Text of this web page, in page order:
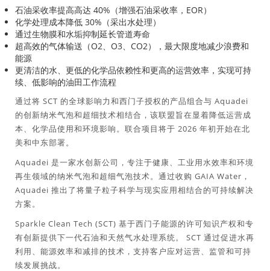
石油采收率提高高达 40%（增强石油采收率，EOR）
化学处理成本降低 30%（采出水处理）
通过生物膜和水垢抑制延长管道寿命
超高效的气体输送（O2、O3、CO2），最大限度地减少浪费和
能源
更清洁的水、更低的化学品依赖性和更高的运营效率，实现可持
续、低影响的油田工作流程
通过将 SCT 的全球影响力和西门子授权的产品组合与 Aquadei
的创新纳米气泡和超细技术相结合，该联盟旨在显着降低运营成
本、化学品使用和环境影响。联合项目将于 2026 年初开始在北
美和中东部署。
Aquadei 是一家水创新公司，专注于健康、工业用水效率和环境
再生领域的纳米气泡和超细气泡技术。通过收购 GAIA Water，
Aquadei 推出了将量子粒子科学与现实应用相结合的可持续解决
方案。
Sparkle Clean Tech (SCT) 基于西门子能源的许可知识产权和专
有创新提供下一代石油和天然气水处理系统。 SCT 通过促进水再
利用、能源效率和减排的技术，支持客户应对运营、监管和可持
续发展挑战。